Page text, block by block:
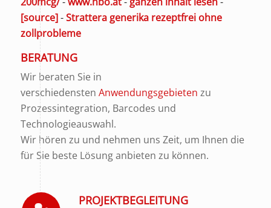
[source]-Strattera generika rezeptfrei ohne
zollprobleme
BERATUNG
Wir beraten Sie in
verschiedensten Anwendungsgebieten zu
Prozessintegration, Barcodes und
Technologieauswahl.
Wir hören zu und nehmen uns Zeit, um Ihnen die
für Sie beste Lösung anbieten zu können.
PROJEKTBEGLEITUNG